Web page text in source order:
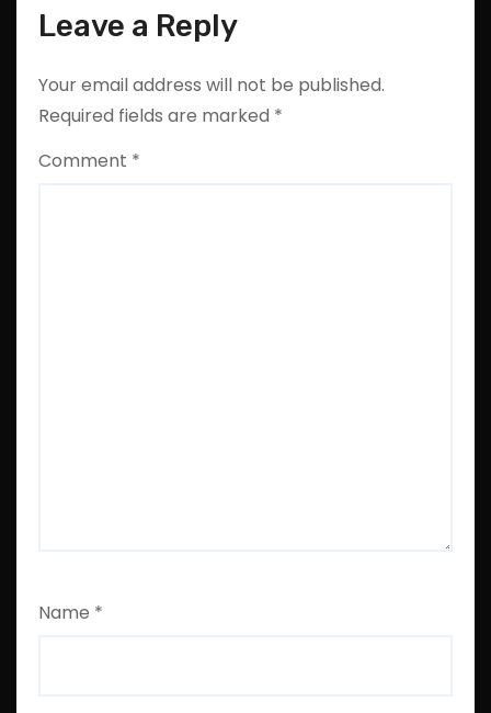
Leave a Reply
Your email address will not be published.
Required fields are marked *
Comment *
Name *